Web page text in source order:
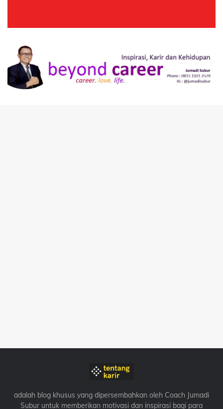
adalah blog khusus yang dipersembahkan oleh Coach Jumadi
Subur untuk memberikan motivasi dan inspirasi bagi para